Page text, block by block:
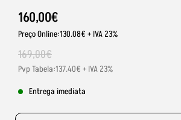
160,00€
Preço Online:130.08€ + IVA 23%
169,00€
Pvp Tabela:137.40€ + IVA 23%
Entrega imediata